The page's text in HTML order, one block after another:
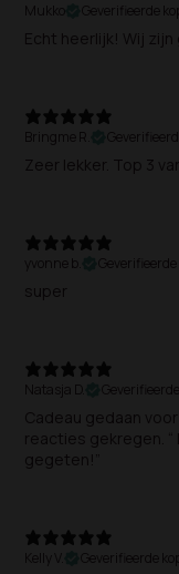
Mukko Geverifieerde
Echt heerlijk! Wij
Bringme R.
Zeer lekker. Top 3
yvonne b.
super
Natasja D.
Cadeau gedaan
reacties gekregen.
gegeten!”
Kelly V. Geverifieerde